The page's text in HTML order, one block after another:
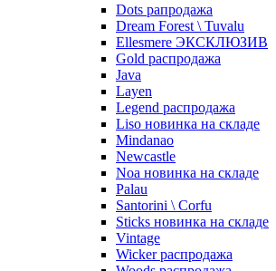
Dots рапродажа
Dream Forest \ Tuvalu
Ellesmere ЭКСКЛЮЗИВ
Gold распродажа
Java
Layen
Legend распродажа
Liso новинка на складе
Mindanao
Newcastle
Noa новинка на складе
Palau
Santorini \ Corfu
Sticks новинка на складе
Vintage
Wicker распродажа